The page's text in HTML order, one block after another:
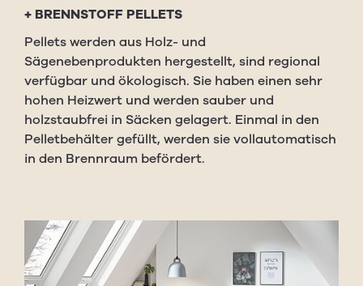
+ BRENNSTOFF PELLETS
Pellets werden aus Holz- und
Sägenebenprodukten hergestellt, sind regional
verfügbar und ökologisch. Sie haben einen sehr
hohen Heizwert und werden sauber und
holzstaubfrei in Säcken gelagert. Einmal in den
Pelletbehälter gefüllt, werden sie vollautomatisch
in den Brennraum befördert.